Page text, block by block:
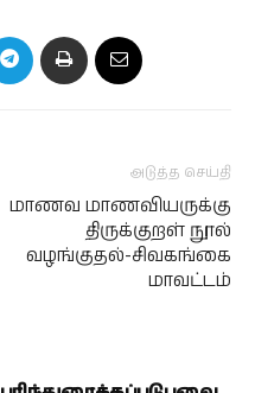
அடுத்த செய்தி
மாணவ மாணவியருக்கு
திருக்குறள் நூல்
வழங்குதல்-சிவகங்கை
மாவட்டம்